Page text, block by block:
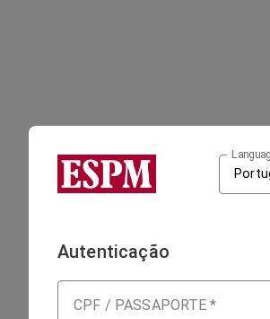
Autenticação
CPF / PASSAPORTE *